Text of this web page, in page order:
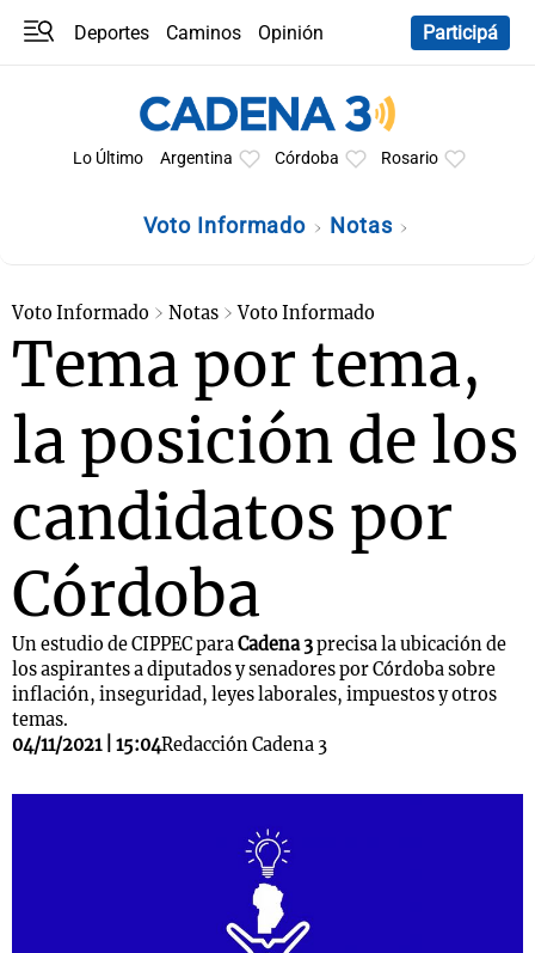
Deportes Caminos
Opinión
Participá
Lo Último Argentina Córdoba Rosario
Voto Informado Notas
Voto Informado Notas Voto Informado
Tema por tema,
la posición de los
candidatos por
Córdoba
Un estudio de CIPPEC paraCadena 3precisa la ubicación de
los aspirantes a diputados y senadores por Córdoba sobre
inflación, inseguridad, leyes laborales, impuestos y otros
temas.
04/11/2021 | 15:04Redacción Cadena 3